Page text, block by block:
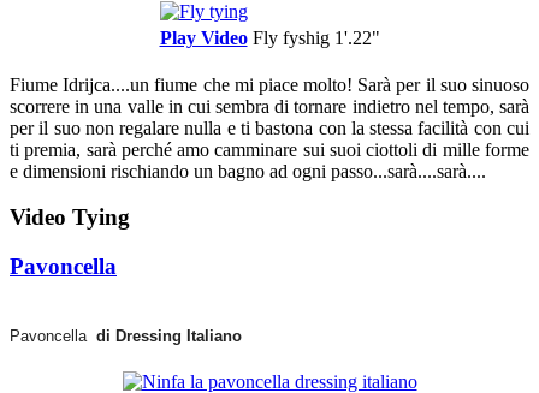
Play Video Fly fyshig 1'.22"
Fiume Idrijca....un fiume che mi piace molto! Sarà per il suo sinuoso
scorrere in una valle in cui sembra di tornare indietro nel tempo, sarà
per il suo non regalare nulla e ti bastona con la stessa facilità con cui
ti premia, sarà perché amo camminare sui suoi ciottoli di mille forme
e dimensioni rischiando un bagno ad ogni passo...sarà....sarà....
Video Tying
Pavoncella
Pavoncella di Dressing Italiano